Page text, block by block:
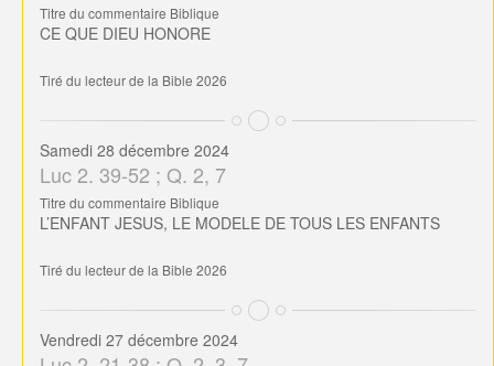
Titre du commentaire Biblique
CE QUE DIEU HONORE
Tiré du lecteur de la Bible 2026
Samedi 28 décembre 2024
Luc 2. 39-52 ; Q. 2, 7
Titre du commentaire Biblique
L’ENFANT JESUS, LE MODELE DE TOUS LES ENFANTS
Tiré du lecteur de la Bible 2026
Vendredi 27 décembre 2024